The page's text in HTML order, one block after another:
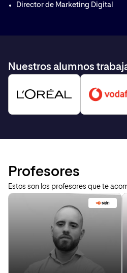
Director de Marketing Digital
Nuestros alumnos
Profesores
Estos son los profesores que te